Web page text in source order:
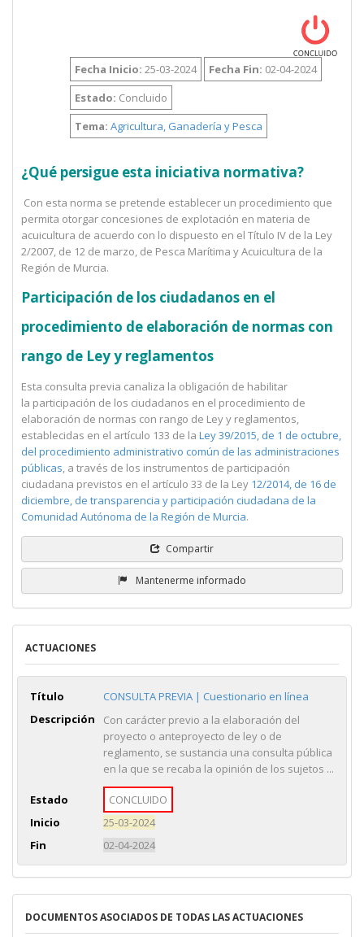
Fecha Inicio: 25-03-2024 Fecha Fin: 02-04-2024
Estado: Concluido
Tema: Agricultura, Ganadería y Pesca
¿Qué persigue esta iniciativa normativa?
Con esta norma se pretende establecer un procedimiento que
permita otorgar concesiones de explotación en materia de
acuicultura de acuerdo con lo dispuesto en el Título IV de la Ley
2/2007, de 12 de marzo, de Pesca Marítima y Acuicultura de la
Región de Murcia.
Participación de los ciudadanos en el
procedimiento de elaboración de normas con
rango de Ley y reglamentos
Esta consulta previa canaliza la obligación de habilitar
la participación de los ciudadanos en el procedimiento de
elaboración de normas con rango de Ley y reglamentos,
establecidas en el artículo 133 de la Ley 39/2015, de 1 de octubre,
del procedimiento administrativo común de las administraciones
públicas, a través de los instrumentos de participación
ciudadana previstos en el artículo 33 de la Ley 12/2014, de 16 de
diciembre, de transparencia y participación ciudadana de la
Comunidad Autónoma de la Región de Murcia.
Compartir
Mantenerme informado
ACTUACIONES
Título
CONSULTA PREVIA | Cuestionario en línea
Descripción
Con carácter previo a la elaboración del
proyecto o anteproyecto de ley o de
reglamento, se sustancia una consulta pública
en la que se recaba la opinión de los sujetos ...
Estado
CONCLUIDO
Inicio
25-03-2024
Fin
02-04-2024
DOCUMENTOS ASOCIADOS DE TODAS LAS ACTUACIONES